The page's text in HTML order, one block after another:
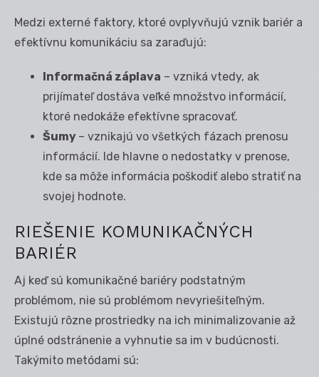
Medzi externé faktory, ktoré ovplyvňujú vznik bariér a
efektívnu komunikáciu sa zaraďujú:
Informačná záplava – vzniká vtedy, ak
prijímateľ dostáva veľké množstvo informácií,
ktoré nedokáže efektívne spracovať.
Šumy – vznikajú vo všetkých fázach prenosu
informácií. Ide hlavne o nedostatky v prenose,
kde sa môže informácia poškodiť alebo stratiť na
svojej hodnote.
RIEŠENIE KOMUNIKAČNÝCH
BARIÉR
Aj keď sú komunikačné bariéry podstatným
problémom, nie sú problémom nevyriešiteľným.
Existujú rôzne prostriedky na ich minimalizovanie až
úplné odstránenie a vyhnutie sa im v budúcnosti.
Takýmito metódami sú: